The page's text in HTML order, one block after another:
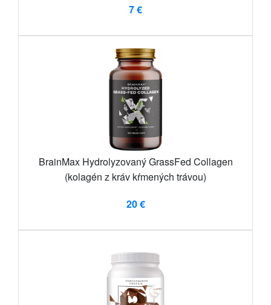
7 €
BrainMax Hydrolyzovaný GrassFed Collagen
(kolagén z kráv kŕmených trávou)
20 €